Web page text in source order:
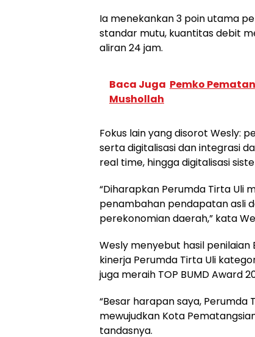
Ia menekankan 3 poin utama
standar mutu, kuantitas debit
aliran 24 jam.
Baca Juga Pemko
Mushollah
Fokus lain yang disorot Wesly:
serta digitalisasi dan integrasi
real time, hingga digitalisasi
“Diharapkan Perumda Tirta Uli
penambahan pendapatan asli
perekonomian daerah,” kata
Wesly menyebut hasil
kinerja Perumda Tirta Uli
juga meraih TOP BUMD Award
“Besar harapan saya,
mewujudkan Kota
tandasnya.